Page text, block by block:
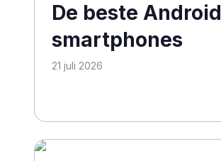
De beste Android
smartphones
21 juli 2026